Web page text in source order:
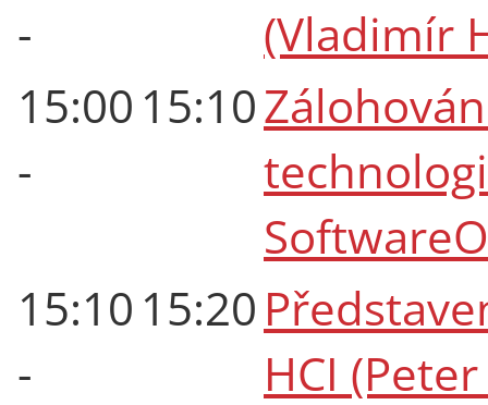
-
(Vladimír
15:00
-
15:10
15:10
-
15:20
HCI